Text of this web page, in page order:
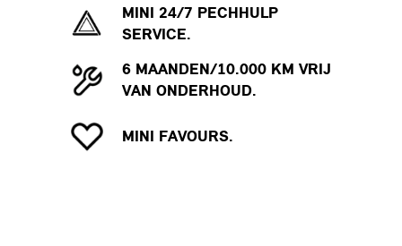
MINI 24/7 PECHHULP
SERVICE.
6 MAANDEN/10.000 KM VRIJ
VAN ONDERHOUD.
MINI FAVOURS.